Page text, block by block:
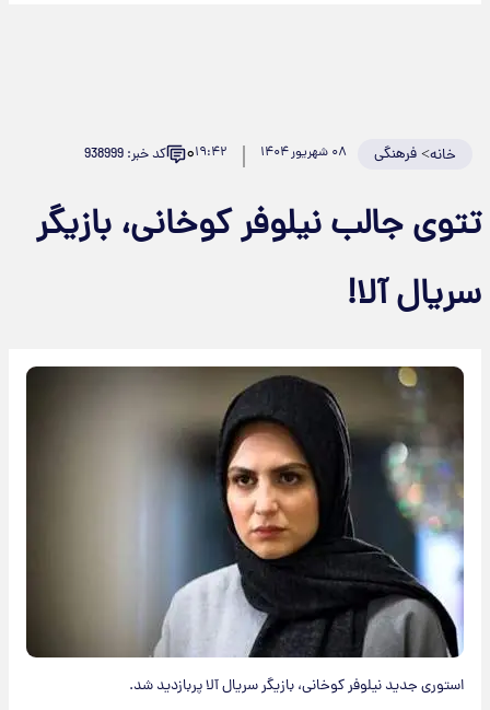
خانه>فرهنگی ۰۸ شهریور ۱۴۰۴ ۱۹:۴۲۰ کد خبر: 938999
تتوی جالب نیلوفر کوخانی، بازیگر
سریال آلا!
استوری جدید نیلوفر کوخانی، بازیگر سریال آلا پربازدید شد.